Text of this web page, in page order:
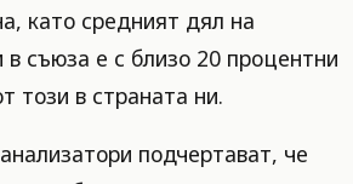
като средният дял на
съюза е с близо 20 процентни
този в страната ни.
подчертават, че